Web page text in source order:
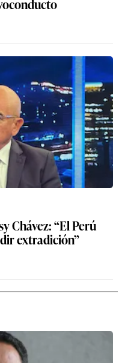
Chávez: “El Perú
extradición”